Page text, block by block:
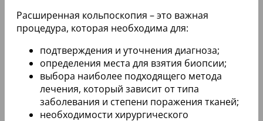
Расширенная кольпоскопия – это важная
процедура, которая необходима для:
подтверждения и уточнения диагноза;
определения места для взятия биопсии;
выбора наиболее подходящего метода
лечения, который зависит от типа
заболевания и степени поражения тканей;
необходимости хирургического